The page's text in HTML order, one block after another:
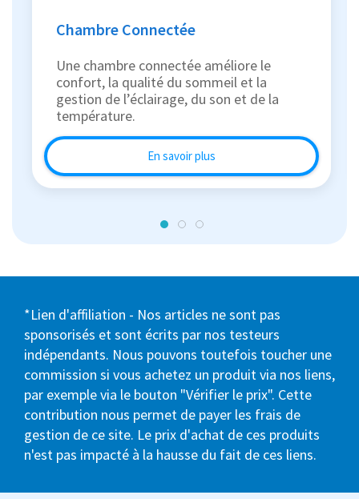
Chambre Connectée
Une chambre connectée améliore le
confort, la qualité du sommeil et la
gestion de l’éclairage, du son et de la
température.
En savoir plus
*Lien d'affiliation - Nos articles ne sont pas
sponsorisés et sont écrits par nos testeurs
indépendants. Nous pouvons toutefois toucher une
commission si vous achetez un produit via nos liens,
par exemple via le bouton "Vérifier le prix". Cette
contribution nous permet de payer les frais de
gestion de ce site. Le prix d'achat de ces produits
n'est pas impacté à la hausse du fait de ces liens.